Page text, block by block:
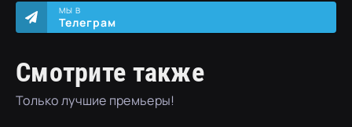
Смотрите также
Только лучшие премьеры!
МЫ В
Телеграм